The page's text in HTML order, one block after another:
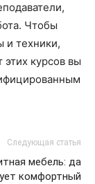
Чтобы
и техники,
курсов вы
Следующая статья
мебель: да
комфортный